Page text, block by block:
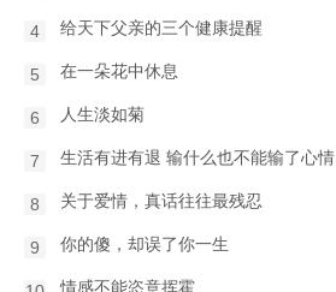
4 给天下父亲的三个健康提醒
5 在一朵花中休息
6 人生淡如菊
7 生活有进有退 输什么也不能输了心情
8 关于爱情，真话往往最残忍
9 你的傻，却误了你一生
情感不能恣意挥霍